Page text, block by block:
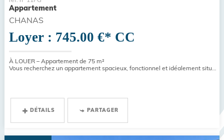
Appartement
CHANAS
Loyer : 745.00 €* CC
À LOUER – Appartement de 75 m²
Vous recherchez un appartement spacieux, fonctionnel et idéalement situé ? Découvrez cet appartement de 75 m² en...
DÉTAILS PARTAGER